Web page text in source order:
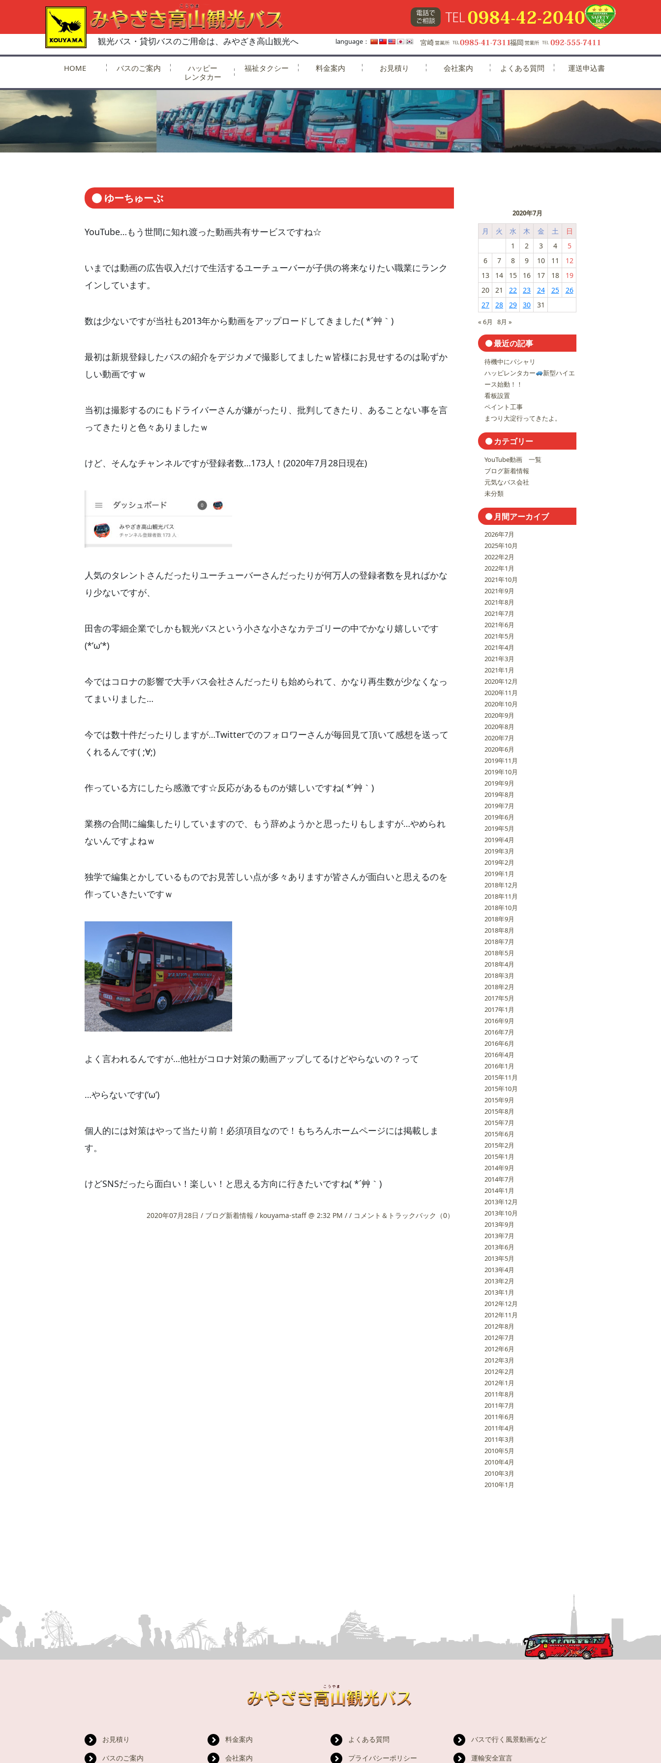
観光バス・貸切バスのご用命は、みやざき高山観光へ language：
HOME バスのご案内
ハッピー
レンタカー
福祉タクシー 料金案内 お見積り 会社案内 よくある質問 運送申込書
ゆーちゅーぶ
YouTube…もう世間に知れ渡った動画共有サービスですね☆
いまでは動画の広告収入だけで生活するユーチューバーが子供の将来なりたい職業にランク
インしています。
数は少ないですが当社も2013年から動画をアップロードしてきました( *´艸｀)
最初は新規登録したバスの紹介をデジカメで撮影してましたｗ皆様にお見せするのは恥ずか
しい動画ですｗ
当初は撮影するのにもドライバーさんが嫌がったり、批判してきたり、あることない事を言
ってきたりと色々ありましたｗ
けど、そんなチャンネルですが登録者数…173人！(2020年7月28日現在)
人気のタレントさんだったりユーチューバーさんだったりが何万人の登録者数を見ればかな
り少ないですが、
田舎の零細企業でしかも観光バスという小さな小さなカテゴリーの中でかなり嬉しいです
(*’ω’*)
今ではコロナの影響で大手バス会社さんだったりも始められて、かなり再生数が少なくなっ
てまいりました…
今では数十件だったりしますが…Twitterでのフォロワーさんが毎回見て頂いて感想を送って
くれるんです( ;∀;)
作っている方にしたら感激です☆反応があるものが嬉しいですね( *´艸｀)
業務の合間に編集したりしていますので、もう辞めようかと思ったりもしますが…やめられ
ないんですよねｗ
独学で編集とかしているものでお見苦しい点が多々ありますが皆さんが面白いと思えるのを
作っていきたいですｗ
よく言われるんですが…他社がコロナ対策の動画アップしてるけどやらないの？って
…やらないです(‘ω’)
個人的には対策はやって当たり前！必須項目なので！もちろんホームページには掲載しま
す。
けどSNSだったら面白い！楽しい！と思える方向に行きたいですね( *´艸｀)
2020年07月28日 / ブログ新着情報 / kouyama-staff @ 2:32 PM / / コメント＆トラックバック（0）
2020年7月
月 火 水 木 金 土
日
1
2 3 4
5
6
7 8 9 10 11
12
13
14 15 16 17 18
19
20
21 22 23 24 25
26
27
28 29 30 31
« 6月 8月 »
最近の記事
待機中にパシャリ
ハッピレンタカー
新型ハイエ
ース始動！！
看板設置
ペイント工事
まつり大淀行ってきたよ。
カテゴリー
YouTube動画 一覧
ブログ新着情報
元気なバス会社
未分類
月間アーカイブ
2026年7月
2025年10月
2022年2月
2022年1月
2021年10月
2021年9月
2021年8月
2021年7月
2021年6月
2021年5月
2021年4月
2021年3月
2021年1月
2020年12月
2020年11月
2020年10月
2020年9月
2020年8月
2020年7月
2020年6月
2019年11月
2019年10月
2019年9月
2019年8月
2019年7月
2019年6月
2019年5月
2019年4月
2019年3月
2019年2月
2019年1月
2018年12月
2018年11月
2018年10月
2018年9月
2018年8月
2018年7月
2018年5月
2018年4月
2018年3月
2018年2月
2017年5月
2017年1月
2016年9月
2016年7月
2016年6月
2016年4月
2016年1月
2015年11月
2015年10月
2015年9月
2015年8月
2015年7月
2015年6月
2015年2月
2015年1月
2014年9月
2014年7月
2014年1月
2013年12月
2013年10月
2013年9月
2013年7月
2013年6月
2013年5月
2013年4月
2013年2月
2013年1月
2012年12月
2012年11月
2012年8月
2012年7月
2012年6月
2012年3月
2012年2月
2012年1月
2011年8月
2011年7月
2011年6月
2011年4月
2011年3月
2010年5月
2010年4月
2010年3月
2010年1月
お見積り 料金案内 よくある質問
バスで行く風景動画など
バスのご案内
会社案内 プライバシーポリシー 運輸安全宣言